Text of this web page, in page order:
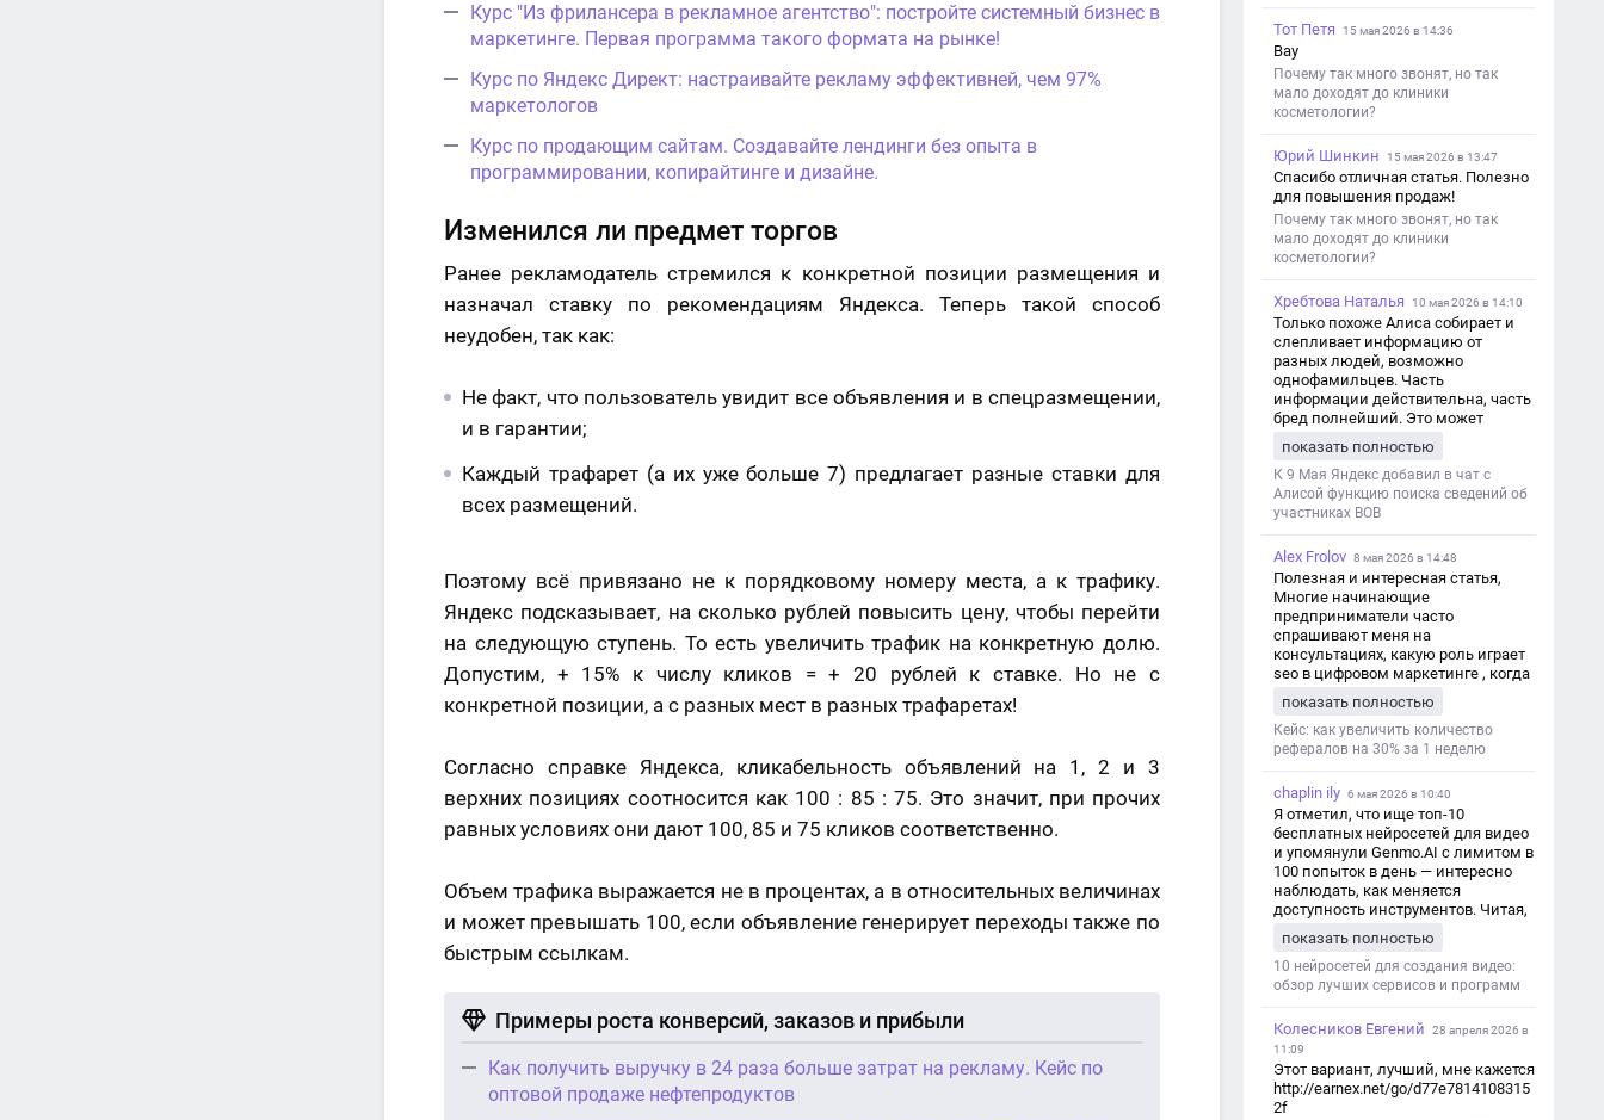
Курс "Из фрилансера в рекламное агентство": постройте системный бизнес в
маркетинге. Первая программа такого формата на рынке!
Курс по Яндекс Директ: настраивайте рекламу эффективней, чем 97%
маркетологов
Курс по продающим сайтам. Создавайте лендинги без опыта в
программировании, копирайтинге и дизайне.
Изменился ли предмет торгов
Ранее рекламодатель стремился к конкретной позиции размещения и
назначал ставку по рекомендациям Яндекса. Теперь такой способ
неудобен, так как:
Не факт, что пользователь увидит все объявления и в спецразмещении,
и в гарантии;
Каждый трафарет (а их уже больше 7) предлагает разные ставки для
всех размещений.
Поэтому всё привязано не к порядковому номеру места, а к трафику.
Яндекс подсказывает, на сколько рублей повысить цену, чтобы перейти
на следующую ступень. То есть увеличить трафик на конкретную долю.
Допустим, + 15% к числу кликов = + 20 рублей к ставке. Но не с
конкретной позиции, а с разных мест в разных трафаретах!
Согласно справке Яндекса, кликабельность объявлений на 1, 2 и 3
верхних позициях соотносится как 100 : 85 : 75. Это значит, при прочих
равных условиях они дают 100, 85 и 75 кликов соответственно.
Объем трафика выражается не в процентах, а в относительных величинах
и может превышать 100, если объявление генерирует переходы также по
быстрым ссылкам.
Примеры роста конверсий, заказов и прибыли
Как получить выручку в 24 раза больше затрат на рекламу. Кейс по
оптовой продаже нефтепродуктов
Тот Петя 15 мая 2026 в 14:36
Вау
Почему так много звонят, но так
мало доходят до клиники
косметологии?
Юрий Шинкин 15 мая 2026 в 13:47
Спасибо отличная статья. Полезно
для повышения продаж!
Почему так много звонят, но так
мало доходят до клиники
косметологии?
Хребтова Наталья 10 мая 2026 в 14:10
Только похоже Алиса собирает и
слепливает информацию от
разных людей, возможно
однофамильцев. Часть
информации действительна, часть
бред полнейший. Это может
дезинформации
показать полностью
К 9 Мая Яндекс добавил в чат с
Алисой функцию поиска сведений об
участниках ВОВ
Alex Frolov 8 мая 2026 в 14:48
Полезная и интересная статья,
Многие начинающие
предприниматели часто
спрашивают меня на
консультациях, какую роль играет
seo в цифровом маркетинге , когда
обсуждаем их проект:
https://aseotop.com/kakuyu-rol-igraet-
seo-v-czifrovom-marketinge/
показать полностью
Кейс: как увеличить количество
рефералов на 30% за 1 неделю
chaplin ily 6 мая 2026 в 10:40
Я отметил, что ище топ-10
бесплатных нейросетей для видео
и упомянули Genmo.AI с лимитом в
100 попыток в день — интересно
наблюдать, как меняется
доступность инструментов. Читая,
с короткими клипами в телеграм-
каналах YAGLA и Kokoc Group. Flux 2
показать полностью
10 нейросетей для создания видео:
обзор лучших сервисов и программ
Колесников Евгений
28 апреля 2026 в
11:09
Этот вариант, лучший, мне кажется
http://earnex.net/go/d77e7814108315
2f